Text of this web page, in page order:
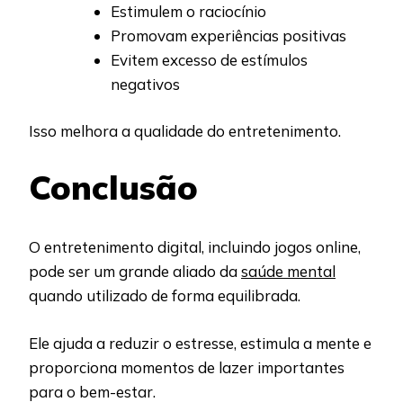
Estimulem o raciocínio
Promovam experiências positivas
Evitem excesso de estímulos
negativos
Isso melhora a qualidade do entretenimento.
Conclusão
O entretenimento digital, incluindo jogos online,
pode ser um grande aliado dasaúde mental
quando utilizado de forma equilibrada.
Ele ajuda a reduzir o estresse, estimula a mente e
proporciona momentos de lazer importantes
para o bem-estar.